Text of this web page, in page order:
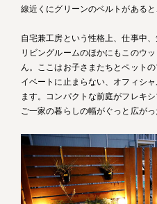
線近くにグリーンのベルトがあると
自宅兼工房という性格上、仕事中
リビングルームのほかにもこのウ
ん。ここはお子さまたちとペット
イベートに止まらない、オフィシ
ます。コンパクトな前庭がフレキ
ご一家の暮らしの幅がぐっと広がっ